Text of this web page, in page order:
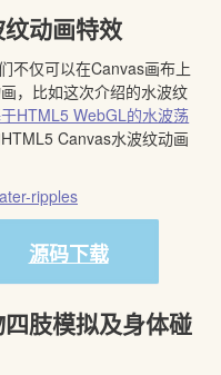
动画特效
不仅可以在Canvas画布上
，比如这次介绍的水波纹
HTML5 WebGL的水波荡
Canvas水波纹动画
源码下载
肢模拟及身体碰